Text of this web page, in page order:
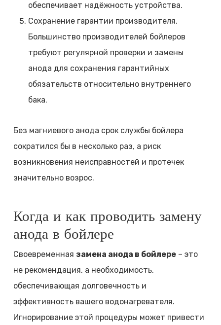
обеспечивает надёжность устройства.
Сохранение гарантии производителя.
Большинство производителей бойлеров
требуют регулярной проверки и замены
анода для сохранения гарантийных
обязательств относительно внутреннего
бака.
Без магниевого анода срок службы бойлера
сократился бы в несколько раз, а риск
возникновения неисправностей и протечек
значительно возрос.
Когда и как проводить замену
анода в бойлере
Своевременная замена анода в бойлере– это
не рекомендация, а необходимость,
обеспечивающая долговечность и
эффективность вашего водонагревателя.
Игнорирование этой процедуры может привести